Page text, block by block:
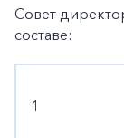
Совет
составе:
1